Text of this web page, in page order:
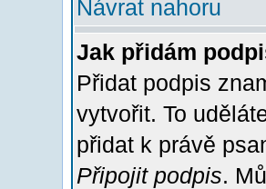
Návrat nahoru
Jak přidám
Přidat podpis
vytvořit. To
přidat k právě
Připojit podpis.